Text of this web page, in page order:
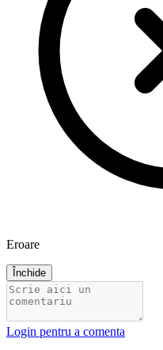
Eroare
Închide
Login pentru a comenta